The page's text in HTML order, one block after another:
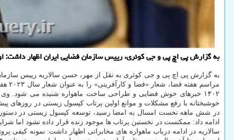
به گزارش پی اچ پی و جی کوئری، رییس سازمان فضایی ایران اظهار داشت: اولین
به گزارش پی اچ پی و جی کوئری به نقل از مهر، حسن سالاریه رییس
۱۴۰۲ خبرهای خوش فضایی و طراحی ساخت ماهواره شنیده می شود.
در شش ماهه نخست امسال به امضا رسید، توسعه کپسول زیستی در دستور
ادامه داد: ممکنست در نخستین پرتاب ها موجود زنده قرار داده نشود اما
سالاریه در ادامه درباب ماهواره های مخابراتی اظهار داشت: نمونه کیفی پروژه ناهید ۲ که